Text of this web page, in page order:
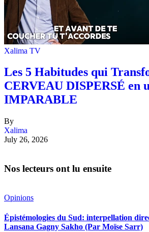
Xalima TV
Les 5 Habitudes qui
CERVEAU DISPERSÉ en
IMPARABLE
By
Xalima
July 26, 2026
Nos lecteurs ont lu ensuite
Opinions
Épistémologies du Sud: interpellation
Lansana Gagny Sakho (Par Moïse Sarr)